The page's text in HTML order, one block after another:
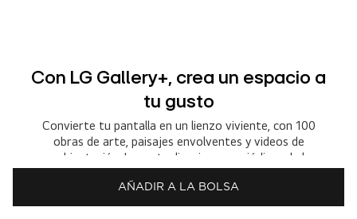
AÑADIR A LA BOLSA
Con LG Gallery+, crea un espacio a
tu gusto
Convierte tu pantalla en un lienzo viviente, con 100
obras de arte, paisajes envolventes y videos de
ambientación. Las actualizaciones periódicas de la
biblioteca harán que tu espacio se vea majestuoso,
incluso cuando no estés viendo la televisión.